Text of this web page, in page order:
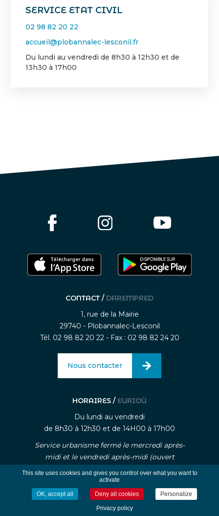
SERVICE ETAT CIVIL
02 98 82 20 22
accueil@plobannalec-lesconil.fr
Du lundi au vendredi de 8h30 à 12h30 et de
13h30 à 17h00
CONTACT / DAREMPRED
1, rue de la Mairie
29740 - Plobannalec-Lesconil
Tél. 02 98 82 20 22 - Fax : 02 98 82 24 20
Nous contacter
HORAIRES / EURIOÙ
Du lundi au vendredi
de 8h30 à 12h30 et de 14H00 à 17h00
Service urbanisme fermé le mercredi après-
midi et le vendredi après-midi (ouvert
uniquement sur rendez-vous)
Mentions légales-Traitement des données personnelle -Gestion des cookies
This site uses cookies and gives you control over what you want to
activate
OK, accept all Deny all cookies Personalize
Privacy policy